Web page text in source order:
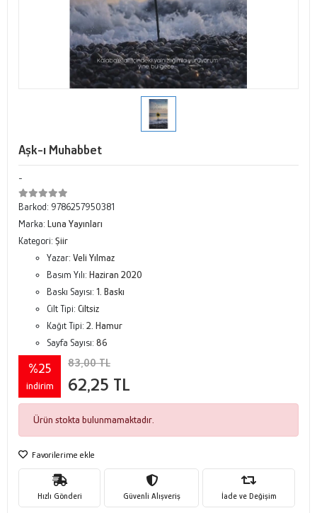
Aşk-ı Muhabbet
-
Barkod: 9786257950381
Marka: Luna Yayınları
Kategori: Şiir
Yazar: Veli Yılmaz
Basım Yılı: Haziran 2020
Baskı Sayısı: 1. Baskı
Cilt Tipi: Ciltsiz
Kağıt Tipi: 2. Hamur
Sayfa Sayısı: 86
%25
indirim
83,00 TL
62,25 TL
Ürün stokta bulunmamaktadır.
Favorilerime ekle
Hızlı Gönderi Güvenli Alışveriş İade ve Değişim